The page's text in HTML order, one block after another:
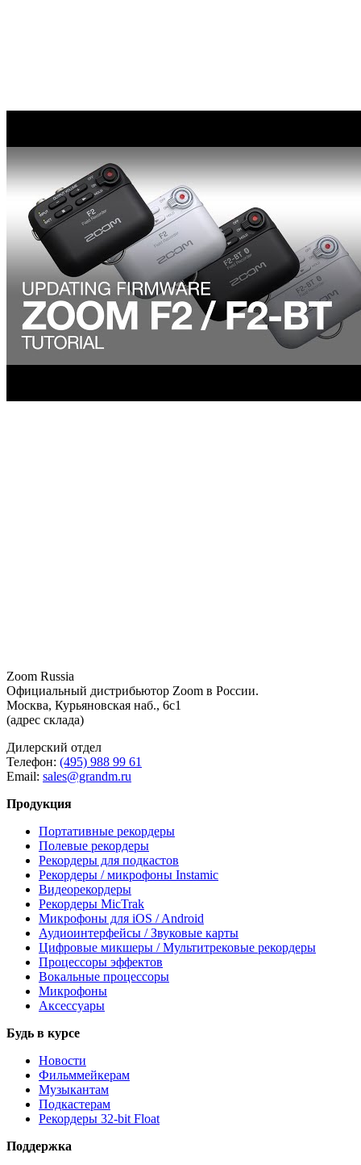
Zoom Russia
Официальный дистрибьютор Zoom в России.
Москва, Курьяновская наб., 6с1
(адрес склада)
Дилерский отдел
Телефон: (495) 988 99 61
Email: sales@grandm.ru
Продукция
Портативные рекордеры
Полевые рекордеры
Рекордеры для подкастов
Рекордеры / микрофоны Instamic
Видеорекордеры
Рекордеры MicTrak
Микрофоны для iOS / Android
Аудиоинтерфейсы / Звуковые карты
Цифровые микшеры / Мультитрековые рекордеры
Процессоры эффектов
Вокальные процессоры
Микрофоны
Аксессуары
Будь в курсе
Новости
Фильммейкерам
Музыкантам
Подкастерам
Рекордеры 32‑bit Float
Поддержка